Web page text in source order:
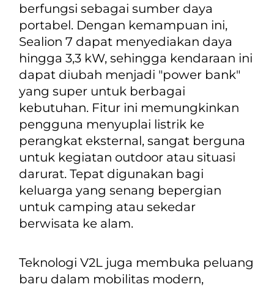
berfungsi sebagai sumber daya
portabel. Dengan kemampuan ini,
Sealion 7 dapat menyediakan daya
hingga 3,3 kW, sehingga kendaraan ini
dapat diubah menjadi "power bank"
yang super untuk berbagai
kebutuhan. Fitur ini memungkinkan
pengguna menyuplai listrik ke
perangkat eksternal, sangat berguna
untuk kegiatan outdoor atau situasi
darurat. Tepat digunakan bagi
keluarga yang senang bepergian
untuk camping atau sekedar
berwisata ke alam.
Teknologi V2L juga membuka peluang
baru dalam mobilitas modern,